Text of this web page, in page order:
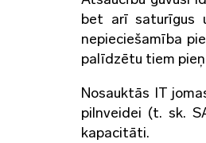
bet arī saturīgus
nepieciešamība
palīdzētu tiem
Nosauktās IT
pilnveidei (t. sk.
kapacitāti.